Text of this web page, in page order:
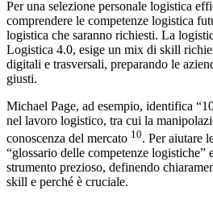
Per una selezione personale logistica
comprendere le competenze logistica
logistica che saranno richiesti. La
Logistica 4.0, esige un mix di skill
digitali e trasversali, preparando le
giusti.
Michael Page, ad esempio, identifica
nel lavoro logistico, tra cui la
conoscenza del mercato 10. Per aiutare
“glossario delle competenze logistiche”
strumento prezioso, definendo
skill e perché è cruciale.